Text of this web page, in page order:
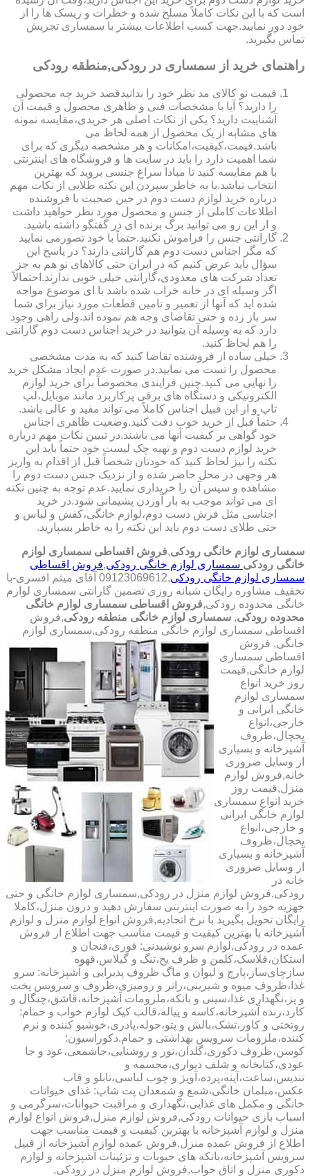
است که با این نکات کاملاً مسلح شده و خطرات و ریسک ها را از
خود دور نمایید.جهت کسب اطلاعات بیشتر با سمساری تجریش
تماس بگیرید.
راهنمای خرید از سمساری در رودکی,منطقه رودکی
قیمت نو کالای مد نظر خود را بدانیدقصد خرید چه محصولی
را دارید؟ آیا با مشخصات فنی و ظاهری محصول و قیمت آن
آشناییت دارید؟ یکی از نکات اصلی هر خریدی،مقایسه نمونه
های مشابه از یک محصول از همه لحاظ می
باشد.قیمت،کیفیت،امکانات و هر مشخصه دیگری که برای
شما اهمیت دارد را باید در سایت ها و فروشگاه های اینترنتی
با هم مقایسه کنید تا مبادا سراغ جنسی بروید که بهترین
انتخاب نباشد.با به خاطر سپردن این نکته طلایی از نکات مهم
درباره خرید لوازم دست دوم در حین صحبت با فروشنده
اطلاعات کاملی از جنس و محصول مورد نظر خواهید داشت
و از این رو می توانید برگ برنده ای در گفتگو داشته باشید.
گارانتی جنس را فراموش نکنید.حتماً با خود تصورمی نمایید
که مگر اجناس دست دوم هم گارانتی دارند؟ در پاسخ این
سؤال باید عرض کنیم که در ایران حتی کالاهای نو هم به جز
تعداد شرکت های معدودی،گارانتی خیلی خوبی ندارند.احتمالاً
اگر وسیله ای در خانه خراب شده باشد با ای موضوع مواجه
شده اید که آنها از تعمیر و تامین قطعات مورد نیاز برای شما
سر باز زده و حتی تقاضای وجه هم نموده اند.ولی راهی وجود
دارد که به وسیله آن بتوانید در خرید اجناس دست دوم گارانتی
را هم لحاظ کنید.
خیلی ساده از فروشنده تقاضا کنید که به مدت مشخصی
محصول را تست می نمایید.در صورت عدم ایجاد مشکل خرید
را نهایی می کنید.چنین فرایندی مخصوصاً برای خرید لوازم
الکترونیکی و دستگاه های برقی پرکاربرد مانند موبایل،لپ
تاپ و از این قبیل اجناس کاملاً می تواند مفید و عالی باشد.
حتماً قبل از خرید خوب دقت کنید.وضعیت ظاهری اجناس
خود گواهی بر کیفیت آنها می باشند.در تبیین نکات مهم درباره
خرید لوازم دست دوم و تهیه چک لیست خود حتماً باید این
نکته را نیز لحاظ کنید که خودتان شخصاً قبل از اقدام به واریز
هر وجهی در محل حاضر شده و از نزدیک جنس دست دوم را
مشاهده و سپس آن را خریداری نمایید.عدم توجه به چنین نکته
ای می تواند موجب به بار آوردن پشیمانی شود.در خرید
اجناسی مثل فرش دست دوم،لوازم خانگی،کفش و لباس و
حتی طلای دست دوم باید این نکته را به خاطر بسپارید.
سمساری لوازم خانگی رودکی,فروش اقساطی سمساری لوازم
خانگی رودکی سمساری لوازم خانگی رودکی,فروش اقساطی
سمساری لوازم خانگی رودکی
,09123069612 آقای میثم افسری-با
تخفیف مشاوره رایگان شبانه روزی تضمین گارانتی سمساری لوازم
خانگی محدوده رودکی,فروش اقساطی سمساری لوازم خانگی
محدوده رودکی, سمساری لوازم خانگی منطقه رودکی,فروش
اقساطی سمساری لوازم خانگی منطقه رودکی,سمساری لوازم
خانگی, فروش
اقساطی سمساری
لوازم خانگی,قیمت
روز خرید انواع
سمساری لوازم
خانگی ایرانی و
خارجی،انواع
یخچال،ظروف
آشپزخانه و بسیاری
از وسایل ضروری
خانه,فروش لوازم
منزل,قیمت روز
خرید انواع سمساری
لوازم خانگی ایرانی
و خارجی،انواع
یخچال،ظروف
آشپزخانه و بسیاری
از وسایل ضروری
خانه در
رودکی,فروش لوازم منزل در رودکی,سمساری لوازم خانگی و حتی
جهزیه خود را به صورت اینترنتی سفارش دهید و درون منزل،کاملا
رایگان تحویل بگیرید با نرخ اتحادیه,فروش انواع لوازم منزل و لوازم
آشپزخانه با بهترین کیفیت و قیمت مناسب جهت اطلاع از فروش
عمده در رودکی,لوازم سرو نوشیدنی: قوری،فنجان و
استکان،فلاسک،کلمن و ظرف یخ،تنگ و گیلاس،قهوه
سازچای‌ساز،پارچ و لیوان و ماگ ظروف پذیرایی و آشپزخانه: سرو
غذا،ظروف میوه و شیرینی،رانر و رومیزی،ظروف و سرویس پخت
و پز،نگهداری غذا،سینی و بانکه،ملزومات آشپزخانه،قاشق،چنگال و
کارد،رنده آشپزخانه،کاسه و پیاله،قالب کیک لوازم خواب و حمام:
روتختی و کاور،تشک،بالش و پتو،حوله،پادری،خوشبو کننده و نرم
کننده،ملزومات سرویس بهداشتی و حمام.دکوراسیون:
کوسن،ظروف دکوری،گلدان،نور و روشنایی،جاشمعی،عود و جا
عودی،کتابخانه و شلف دیواری،مجسمه و
تندیس،ساعت،آینه،پرده،آویز و چوب لباسی،تابلو و قاب
عکس،مبلمان خانگی،شمع و شمعدان پت شاپ: غذای حیوانات
خانگی و مکمل های غذایی،نگهداری و مراقبت حیوانات،سرگرمی و
اسباب بازی حیوانات رودکی,فروش لوازم منزل,فروش انواع لوازم
منزل و لوازم آشپزخانه با بهترین کیفیت و قیمت مناسب جهت
اطلاع از فروش عمده منزل,فروش عمده لوازم آشپزخانه از قبیل
سرویس آشپزخانه،بانکه های حبوبات و تزئینات آشپزخانه و لوازم
دکوری منزل و اتاق خواب,فروش لوازم منزل در رودکی,